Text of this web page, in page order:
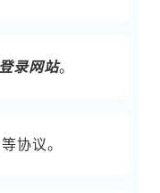
录网站。
协议。